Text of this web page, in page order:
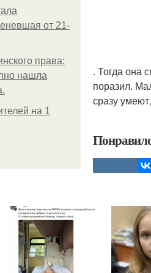
от 21-
права:
нашла
на 1
. Тогда она
поразил.
сразу